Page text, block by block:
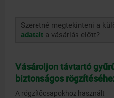
Szeretné megtekinteni a
adatait a vásárlás előtt?
Vásároljon távtartó
biztonságos
A rögzítőcsapokhoz használt